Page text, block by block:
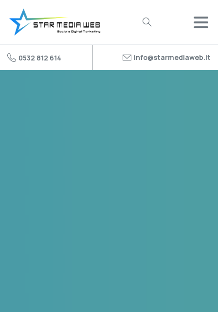
0532 812 614 info@starmediaweb.it